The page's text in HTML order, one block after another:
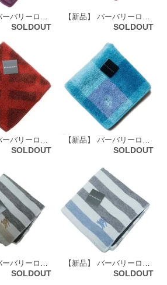
【新品】 バーバリーロンドン BURBERRY LONDON タオルハンカチ 72143
SOLDOUT
【新品】 バーバリーロンドン BURBERRY LONDON タオルハンカチ 72150
SOLDOUT
【新品】 バーバリーロンドン BURBERRY LONDON タオルハンカチ 63406
SOLDOUT
【新品】 バーバリーロンドン BURBERRY LONDON タオルハンカチ 68815
SOLDOUT
【新品】 バーバリーロンドン BURBERRY LONDON ガーゼ タオルハンカチ 65795
SOLDOUT
【新品】 バーバリーロンドン BURBERRY LONDON ガーゼ タオルハンカチ 65796
SOLDOUT